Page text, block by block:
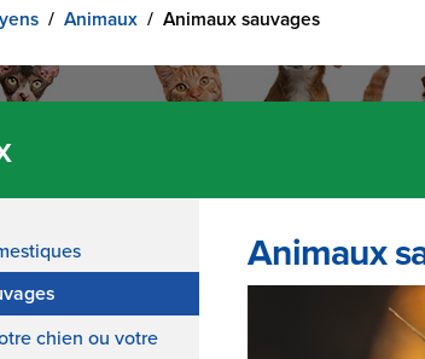
/ Animaux / Animaux sauvages
chien ou votre
Animaux